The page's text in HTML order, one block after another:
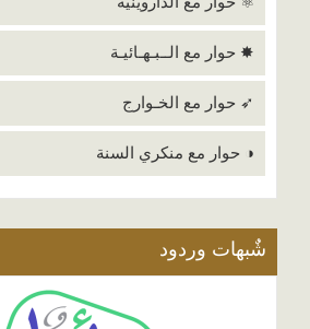
✸ حوار مع الــبـهـائيـة
➶ حوار مع الخـوارج
◑ حوار مع منكري السنة
شٌبهات وردود